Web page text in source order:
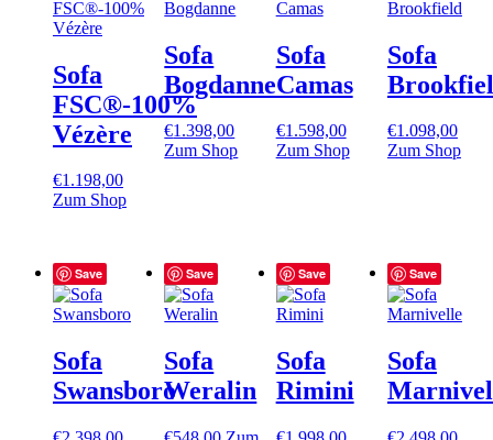
Sofa
FSC®-100%
Vézère
€1.198,00
Zum Shop
Sofa
Bogdanne
€1.398,00
Zum Shop
Sofa
Camas
€1.598,00
Zum Shop
Sofa
€1.098,00
Zum Shop
Save
Sofa
Swansboro
Save
Sofa
Weralin
Save
Sofa
Rimini
Save
Sofa